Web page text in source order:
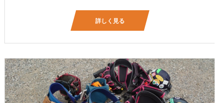
詳しく見る